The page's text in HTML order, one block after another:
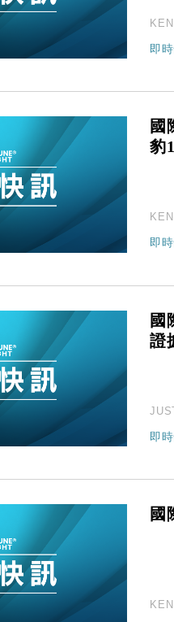
即
國
豹
即
國
證
即
國